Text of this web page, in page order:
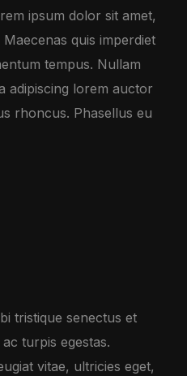
ipsum dolor sit amet,
quis imperdiet
tempus. Nullam
adipiscing lorem auctor
rhoncus. Phasellus eu
tristique senectus et
turpis egestas.
vitae, ultricies eget,